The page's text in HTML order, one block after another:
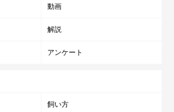
動画
解説
アンケート
飼い方